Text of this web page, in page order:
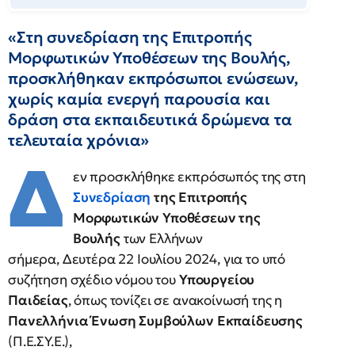
«Στη συνεδρίαση της Επιτροπής
Μορφωτικών Υποθέσεων της Βουλής,
προσκλήθηκαν εκπρόσωποι ενώσεων,
χωρίς καμία ενεργή παρουσία και
δράση στα εκπαιδευτικά δρώμενα τα
τελευταία χρόνια»
Δ εν προσκλήθηκε εκπρόσωπός της στη
Συνεδρίαση της Επιτροπής
Μορφωτικών Υποθέσεων της
Βουλήςτων Ελλήνων
σήμερα, Δευτέρα 22 Ιουλίου 2024, για το υπό
συζήτηση σχέδιο νόμου τουΥπουργείου
Παιδείας, όπως τονίζει σε ανακοίνωσή της η
Πανελλήνια Ένωση Συμβούλων Εκπαίδευσης
(Π.Ε.ΣΥ.Ε.),